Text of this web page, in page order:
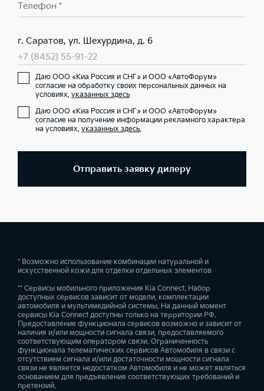
Телефон *
г. Саратов, ул. Шехурдина, д. 6
+7 (8452) 55-91-22
Даю ООО «Киа Россия и СНГ» и ООО «АвтоФорум»
согласие на обработку своих персональных данных на
условиях, указанных здесь
Даю ООО «Киа Россия и СНГ» и ООО «АвтоФорум»
согласие на получение информации рекламного характера
на условиях, указанных здесь.
Отправить заявку дилеру
* Возможно использование комбинации натуральной и
искусственной кожи для отделки отдельных элементов
** Сервисы мобильного приложения Kia Connect. Набор
доступных сервисов зависит от модели, комплектации
автомобиля и мультимедийной системы. На данный момент
сервисы Kia Connect доступны только на территории РФ.
Предоставление функционала сервисов возможно и зависит от
наличия и/или мощности сигнала связи, предоставляемого
соответствующим оператором связи. Ограниченность
функционала телематических сервисов Автомобиля в связи с
отсутствием сигнала и/или достаточности мощности сигнала
связи не является недостатком Автомобиля и не может являться
основанием для предъявления соответствующих требований и
претензий.